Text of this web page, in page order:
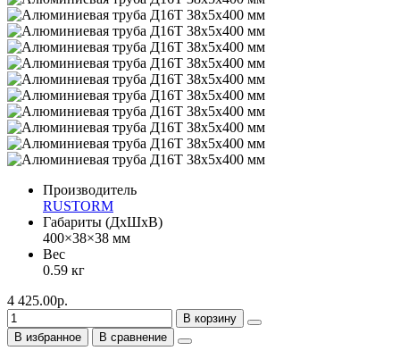
Производитель
RUSTORM
Габариты (ДхШхВ)
400×38×38 мм
Вес
0.59 кг
4 425.00р.
В корзину
В избранное
В сравнение